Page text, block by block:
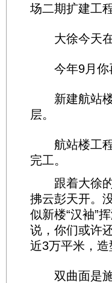
场二期扩建工
大徐今天在
今年9月你
新建航站楼
层。
航站楼工程
完工。
跟着大徐的
拂云彭天开。
似新楼“汉袖”
说，你们或许
近3万平米，造
双曲面是施